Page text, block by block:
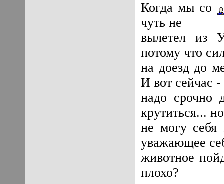
Когда мы со
чуть не
вылетел из
потому что
на доезд до
И вот сейчас -
надо срочно
крутиться...
не могу себя
уважающее
животное
плохо?